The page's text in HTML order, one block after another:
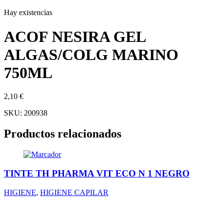
Hay existencias
ACOF NESIRA GEL
ALGAS/COLG MARINO
750ML
2,10 €
SKU: 200938
Productos relacionados
TINTE TH PHARMA VIT ECO N 1 NEGRO
HIGIENE, HIGIENE CAPILAR